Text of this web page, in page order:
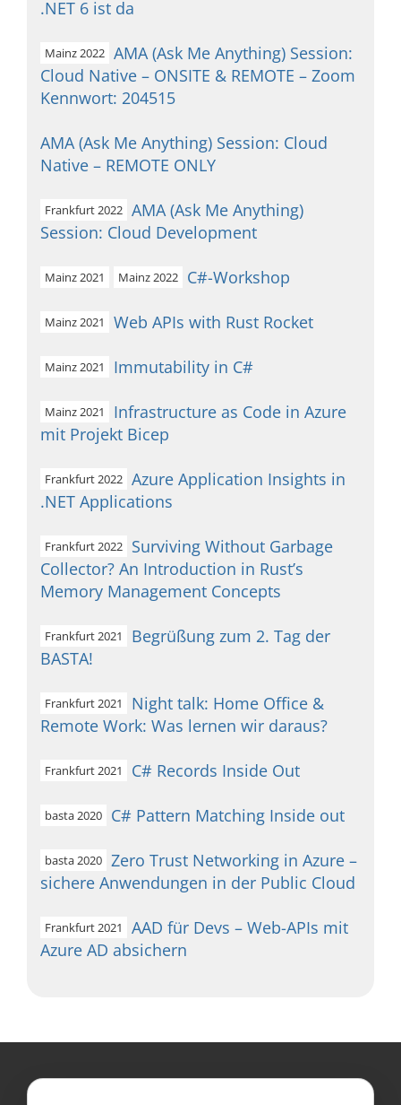
.NET 6 ist da
Mainz 2022 AMA (Ask Me Anything) Session:
Cloud Native – ONSITE & REMOTE – Zoom
Kennwort: 204515
AMA (Ask Me Anything) Session: Cloud
Native – REMOTE ONLY
Frankfurt 2022 AMA (Ask Me Anything)
Session: Cloud Development
Mainz 2021 Mainz 2022 C#-Workshop
Mainz 2021 Web APIs with Rust Rocket
Mainz 2021 Immutability in C#
Mainz 2021
Infrastructure as Code in Azure
mit Projekt Bicep
Frankfurt 2022 Azure Application Insights in
.NET Applications
Frankfurt 2022
Surviving Without Garbage
Collector? An Introduction in Rust’s
Memory Management Concepts
Frankfurt 2021
Begrüßung zum 2. Tag der
BASTA!
Frankfurt 2021
Night talk: Home Office &
Remote Work: Was lernen wir daraus?
Frankfurt 2021 C# Records Inside Out
basta 2020 C# Pattern Matching Inside out
basta 2020 Zero Trust Networking in Azure –
sichere Anwendungen in der Public Cloud
Frankfurt 2021
AAD für Devs – Web-APIs mit
Azure AD absichern